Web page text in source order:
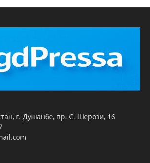
г. Душанбе, пр. С. Шерози, 16